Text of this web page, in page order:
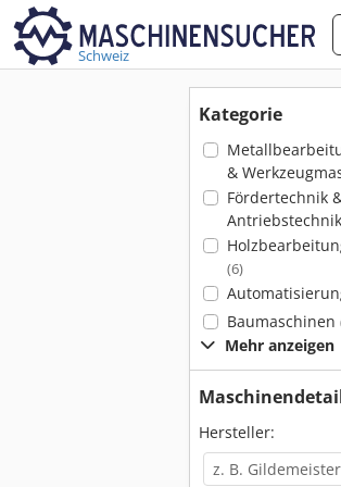
Schweiz
Kategorie
&
Fördertechnik
Antriebstechnik
(6)
Baumaschinen
Mehr anzeigen
Hersteller: